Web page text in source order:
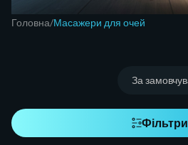
Головна Масажери для очей
Фільтри